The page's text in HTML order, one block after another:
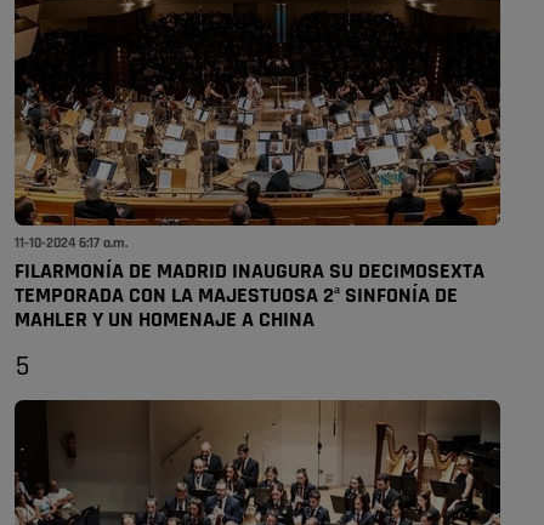
11-10-2024 6:17 a.m.
FILARMONÍA DE MADRID INAUGURA SU DECIMOSEXTA
TEMPORADA CON LA MAJESTUOSA 2ª SINFONÍA DE
MAHLER Y UN HOMENAJE A CHINA
5